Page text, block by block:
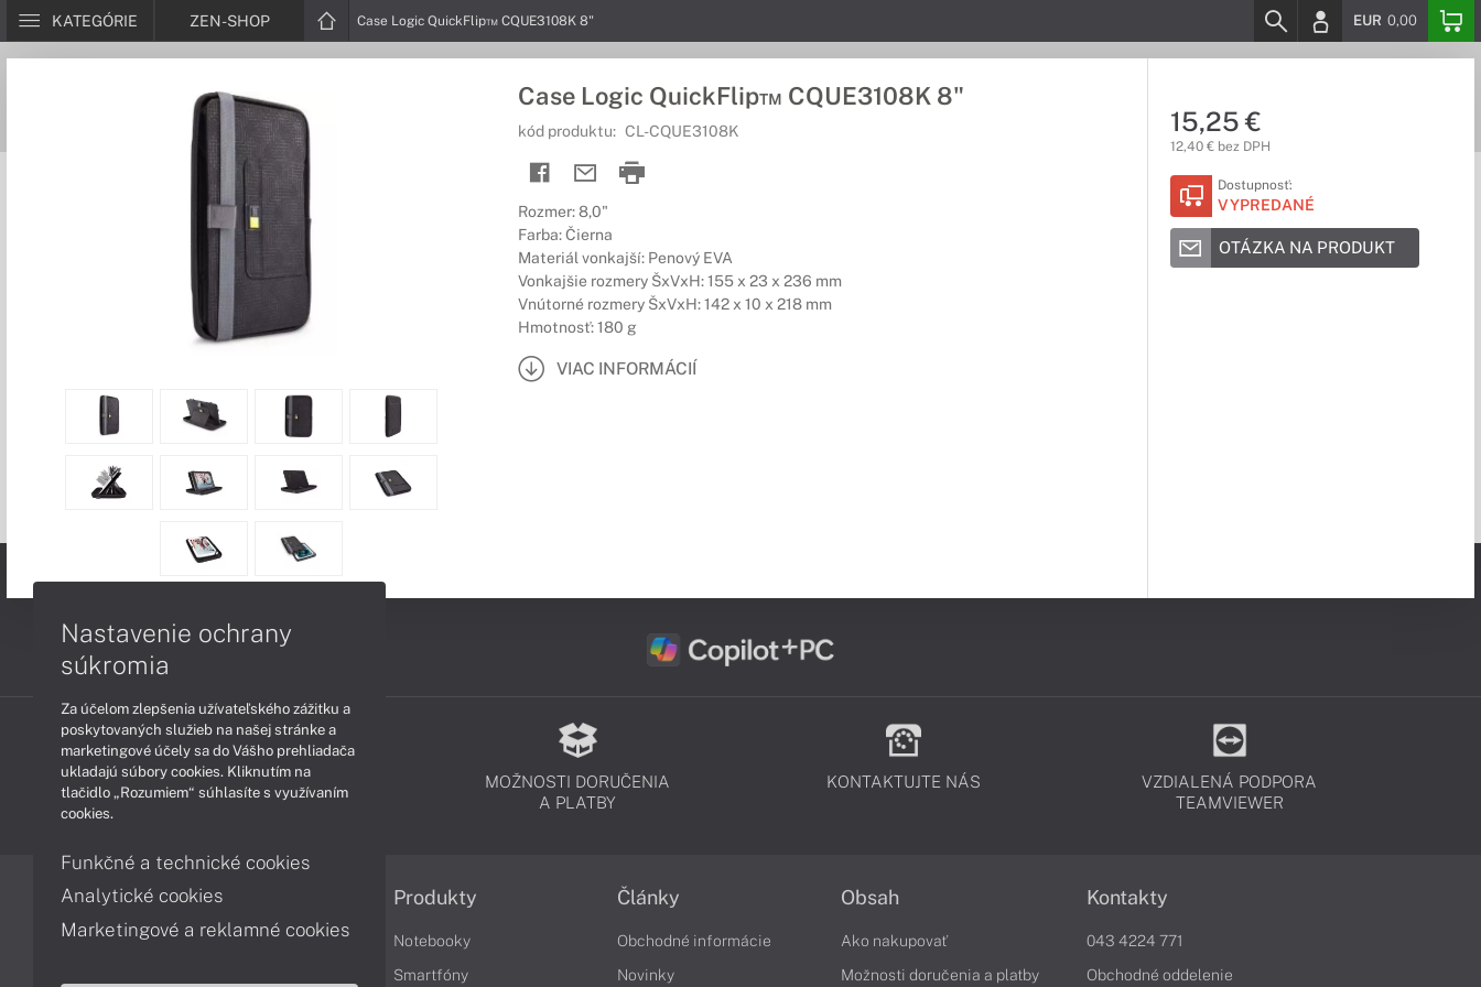
KATEGÓRIE ZEN-SHOP Case Logic QuickFlip™ CQUE3108K 8" EUR 0,00
Case Logic QuickFlip™ CQUE3108K 8"
kód produktu: CL-CQUE3108K
Rozmer: 8,0"
Farba: Čierna
Materiál vonkajší: Penový EVA
Vonkajšie rozmery ŠxVxH: 155 x 23 x 236 mm
Vnútorné rozmery ŠxVxH: 142 x 10 x 218 mm
Hmotnosť: 180 g
VIAC INFORMÁCIÍ
15,25 €
12,40 € bez DPH
Dostupnosť:
VYPREDANÉ
OTÁZKA NA PRODUKT
PODPORA A SERVIS
MOŽNOSTI DORUČENIA
A PLATBY
KONTAKTUJTE NÁS
VZDIALENÁ PODPORA
TEAMVIEWER
Informácie
Obchodné podmienky
Produkty
Notebooky
Smartfóny
Články
Obchodné informácie
Novinky
Obsah
Ako nakupovať
Možnosti doručenia a platby
Kontakty
043 4224 771
Obchodné oddelenie
Nastavenie ochrany
súkromia
Za účelom zlepšenia užívateľského zážitku a
poskytovaných služieb na našej stránke a
marketingové účely sa do Vášho prehliadača
ukladajú súbory cookies. Kliknutím na
tlačidlo „Rozumiem“ súhlasíte s využívaním
cookies.
Funkčné a technické cookies
Analytické cookies
Marketingové a reklamné cookies